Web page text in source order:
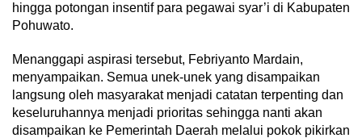
hingga potongan insentif para pegawai syar’i di Kabupaten
Pohuwato.
Menanggapi aspirasi tersebut, Febriyanto Mardain,
menyampaikan. Semua unek-unek yang disampaikan
langsung oleh masyarakat menjadi catatan terpenting dan
keseluruhannya menjadi prioritas sehingga nanti akan
disampaikan ke Pemerintah Daerah melalui pokok pikirkan